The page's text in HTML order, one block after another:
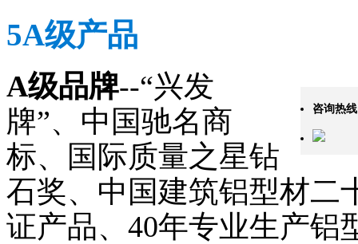
咨询热
5A级产品
A级品牌--“兴发
牌”、中国驰名商
标、国际质量之星钻
石奖、中国建筑铝型材二
证产品、40年专业生产铝